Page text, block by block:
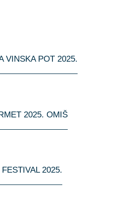
VINSKA POT 2025.
2025. OMIŠ
2025.